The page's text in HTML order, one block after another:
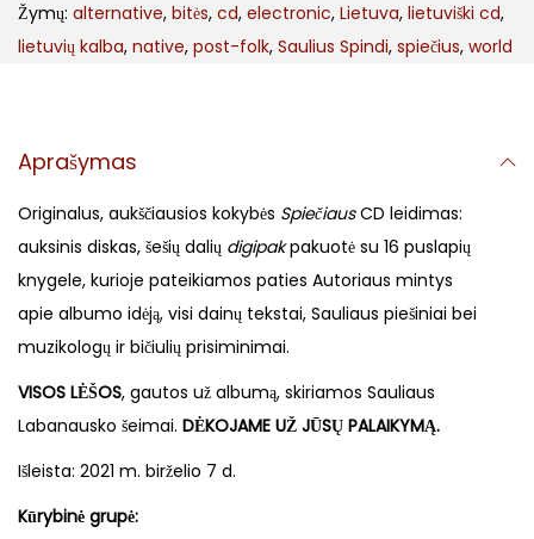
Žymų: alternative, bitės, cd, electronic, Lietuva, lietuviški cd,
lietuvių kalba, native, post-folk, Saulius Spindi, spiečius, world
Aprašymas
Originalus, aukščiausios kokybės SpiečiausCD leidimas:
auksinis diskas, šešių dalių digipakpakuotė su 16 puslapių
knygele, kurioje pateikiamos paties Autoriaus mintys
apie albumo idėją, visi dainų tekstai, Sauliaus piešiniai bei
muzikologų ir bičiulių prisiminimai.
VISOS LĖŠOS, gautos už albumą, skiriamos Sauliaus
Labanausko šeimai. DĖKOJAME UŽ JŪSŲ PALAIKYMĄ.
Išleista: 2021 m. birželio 7 d.
Kūrybinė grupė: